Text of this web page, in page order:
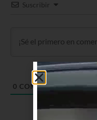
Suscribir
0 COMENTARIOS